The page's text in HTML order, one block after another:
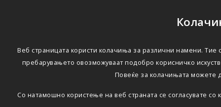
Веб страницата користи колачиња за различни намени.
пребарувањето овозможуваат подобро корисничко
Повеќе за колачињата можете
Со натамошно користење на веб страната се согласувате